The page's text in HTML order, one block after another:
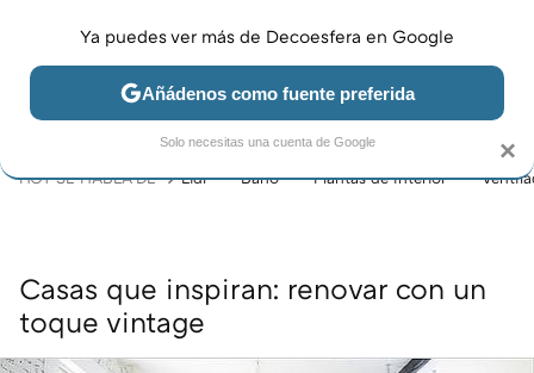
JARDÍN Y TERRAZA SALÓN DORMITORIO COCINA
HOY SE HABLA DE Lidl Baño Plantas de interior
Casas que inspiran: renovar con un
toque vintage
×
Ya puedes ver más de Decoesfera en Google
Añádenos como fuente preferida
Solo necesitas una cuenta de Google